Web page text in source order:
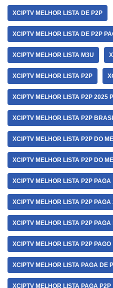
XCIPTV MELHOR LISTA DE P2P
XCIPTV MELHOR LISTA DE P2P
XCIPTV MELHOR LISTA M3U
XCIPTV MELHOR LISTA P2P
XCIPTV MELHOR LISTA P2P 2025
XCIPTV MELHOR LISTA P2P
XCIPTV MELHOR LISTA P2P DO
XCIPTV MELHOR LISTA P2P DO
XCIPTV MELHOR LISTA P2P PAGA
XCIPTV MELHOR LISTA P2P PAGA
XCIPTV MELHOR LISTA P2P
XCIPTV MELHOR LISTA P2P PAGO
XCIPTV MELHOR LISTA PAGA DE
XCIPTV MELHOR LISTA PAGA P2P